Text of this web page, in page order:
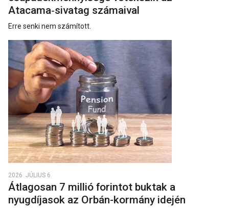
Atacama‑sivatag számaival
Erre senki nem számított.
2026. JÚLIUS 6.
Átlagosan 7 millió forintot buktak a
nyugdíjasok az Orbán-kormány idején